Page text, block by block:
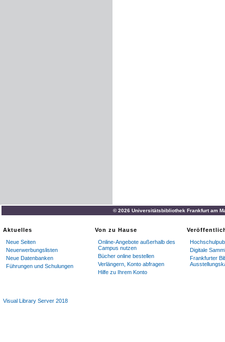
© 2026 Universitätsbibliothek Frankfurt am
Aktuelles
Neue Seiten
Neuerwerbungslisten
Neue Datenbanken
Führungen und Schulungen
Von zu Hause
Online-Angebote außerhalb des
Campus nutzen
Bücher online bestellen
Verlängern, Konto abfragen
Hilfe zu Ihrem Konto
Digitale
Frankfurter
Visual Library Server 2018